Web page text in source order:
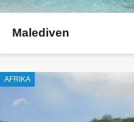
Malediven
AFRIKA